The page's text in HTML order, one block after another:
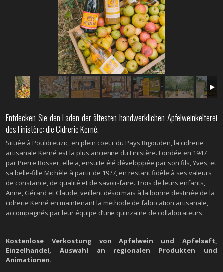
Entdecken Sie den Laden der ältesten handwerklichen Apfelweinkelterei
des Finistère: die Cidrerie Kerné.
Située à Pouldreuzic, en plein coeur du Pays Bigouden, la cidrerie
artisanale Kerné est la plus ancienne du Finistère. Fondée en 1947
par Pierre Bosser, elle a, ensuite été développée par son fils, Yves, et
sa belle-fille Michèle à partir de 1977, en restant fidèle à ses valeurs
de constance, de qualité et de savoir-faire. Trois de leurs enfants,
Anne, Gérard et Claude, veillent désormais à la bonne destinée de la
cidrerie Kerné en maintenant la méthode de fabrication artisanale,
accompagnés par leur équipe d’une quinzaine de collaborateurs.
Kostenlose Verkostung von Apfelwein und Apfelsaft,
Einzelhandel, Auswahl an regionalen Produkten und
Animationen.